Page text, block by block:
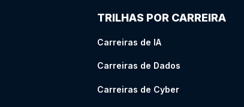
TRILHAS POR CARREIRA
Carreiras de IA
Carreiras de Dados
Carreiras de Cyber